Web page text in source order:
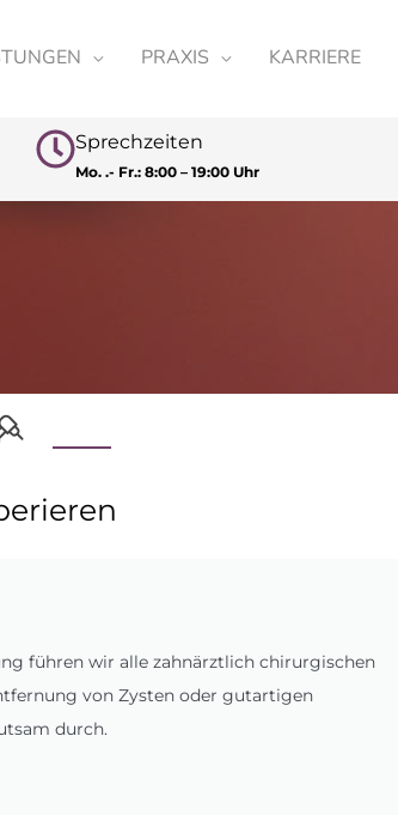
PRAXIS KARRIERE
Sprechzeiten
Mo. .- Fr.: 8:00 – 19:00 Uhr
führen wir alle zahnärztlich chirurgischen
von Zysten oder gutartigen
durch.